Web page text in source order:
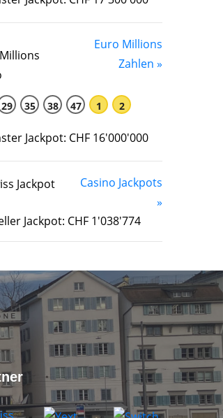
Euro Millions
Zahlen »
29 35 38 47 1 2
Jackpot: CHF 16'000'000
Casino Jackpots
»
Jackpot: CHF 1'038'774